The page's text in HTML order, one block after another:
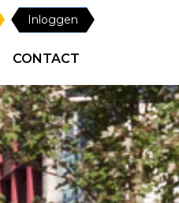
Inloggen
CONTACT